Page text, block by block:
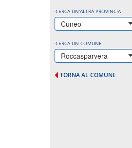
CERCA UN'ALTRA PROVINCIA
Cuneo
CERCA UN COMUNE
Roccasparvera
TORNA AL COMUNE